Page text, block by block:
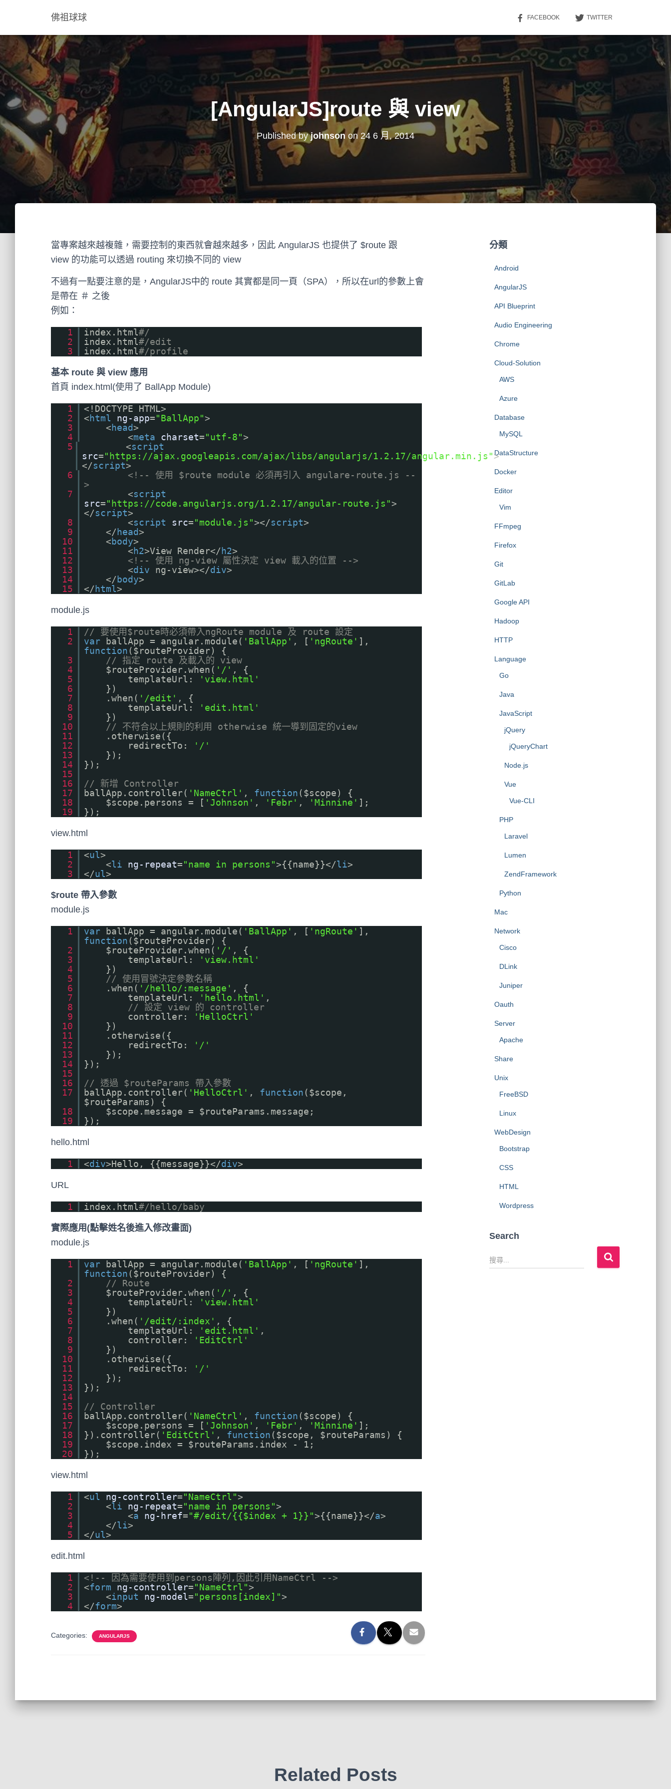
佛祖球球 FACEBOOK TWITTER
[AngularJS]route 與 view
Published byjohnsonon 24 6 月, 2014
當專案越來越複雜，需要控制的東西就會越來越多，因此 AngularJS 也提供了 $route 跟
view 的功能可以透過 routing 來切換不同的 view
不過有一點要注意的是，AngularJS中的 route 其實都是同一頁（SPA），所以在url的參數上會
是帶在 ＃ 之後
例如：
1 index.html#/
2
index.html#/edit
3
index.html#/profile
基本 route 與 view 應用
首頁 index.html(使用了 BallApp Module)
1
<!DOCTYPE HTML>
2
<html ng-app="BallApp">
3
<head>
4
<meta charset="utf-8">
5
<script
src=" https://ajax.googleapis.com/ajax/libs/angularjs/1.2.17/angular.min.js ">
</script>
6
<!-- 使用 $route module 必須再引入 angulare-route.js --
>
7
<script
src=" https://code.angularjs.org/1.2.17/angular-route.js ">
</script>
8
<script src="module.js"></script>
9
</head>
10
<body>
11
<h2>View Render</h2>
12
<!-- 使用 ng-view 屬性決定 view 載入的位置 -->
13
<div ng-view></div>
14
</body>
15
</html>
module.js
1
// 要使用$route時必須帶入ngRoute module 及 route 設定
2
var ballApp = angular.module( 'BallApp' , [ 'ngRoute' ],
function($routeProvider) {
3
// 指定 route 及載入的 view
4
$routeProvider.when( '/' , {
5
templateUrl:
'view.html'
6
})
7
.when( '/edit' , {
8
templateUrl:
'edit.html'
9
})
10
// 不符合以上規則的利用 otherwise 統一導到固定的view
11
.otherwise({
12
redirectTo:
'/'
13
});
14
});
15
16
// 新增 Controller
17
ballApp.controller( 'NameCtrl' , function($scope) {
18
$scope.persons = [ 'Johnson' , 'Febr' , 'Minnine' ];
19
});
view.html
1 <ul>
2
<li ng-repeat="name in persons">{{name}}</li>
3
</ul>
$route 帶入參數
module.js
1 var ballApp = angular.module( 'BallApp' , [ 'ngRoute' ],
function($routeProvider) {
2
$routeProvider.when( '/' , {
3
templateUrl:
'view.html'
4
})
5
// 使用冒號決定參數名稱
6
.when( '/hello/:message' , {
7
templateUrl: 'hello.html' ,
8
// 設定 view 的 controller
9
controller:
'HelloCtrl'
10
})
11
.otherwise({
12
redirectTo:
'/'
13
});
14
});
15
16
// 透過 $routeParams 帶入參數
17
ballApp.controller( 'HelloCtrl' , function($scope,
$routeParams) {
18
$scope.message = $routeParams.message;
19
});
hello.html
1 <div>Hello, {{message}}</div>
URL
1 index.html#/hello/baby
實際應用(點擊姓名後進入修改畫面)
module.js
1 var ballApp = angular.module( 'BallApp' , [ 'ngRoute' ],
function($routeProvider) {
2
// Route
3
$routeProvider.when( '/' , {
4
templateUrl:
'view.html'
5
})
6
.when( '/edit/:index' , {
7
templateUrl: 'edit.html' ,
8
controller:
'EditCtrl'
9
})
10
.otherwise({
11
redirectTo:
'/'
12
});
13
});
14
15
// Controller
16
ballApp.controller( 'NameCtrl' , function($scope) {
17
$scope.persons = [ 'Johnson' , 'Febr' , 'Minnine' ];
18
}).controller( 'EditCtrl' , function($scope, $routeParams) {
19
$scope.index = $routeParams.index - 1;
20
});
view.html
1 <ul ng-controller="NameCtrl">
2
<li ng-repeat="name in persons">
3
<a ng-href="#/edit/{{$index + 1}}">{{name}}</a>
4
</li>
5
</ul>
edit.html
1
<!-- 因為需要使用到persons陣列,因此引用NameCtrl -->
2
<form ng-controller="NameCtrl">
3
<input ng-model="persons[index]">
4
</form>
Categories: ANGULARJS
分類
Android
AngularJS
API Blueprint
Audio Engineering
Chrome
Cloud-Solution
AWS
Azure
Database
MySQL
DataStructure
Docker
Editor
Vim
FFmpeg
Firefox
Git
GitLab
Google API
Hadoop
HTTP
Language
Go
Java
JavaScript
jQuery
jQueryChart
Node.js
Vue
Vue-CLI
PHP
Laravel
Lumen
ZendFramework
Python
Mac
Network
Cisco
DLink
Juniper
Oauth
Server
Apache
Share
Unix
FreeBSD
Linux
WebDesign
Bootstrap
CSS
HTML
Wordpress
Search
搜
尋
Related Posts